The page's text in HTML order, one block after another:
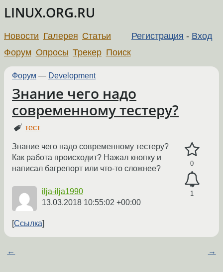
LINUX.ORG.RU
Регистрация - Вход
Новости Галерея Статьи
Форум Опросы Трекер Поиск
Форум — Development
Знание чего надо
современному тестеру?
тест
0
1
Знание чего надо современному тестеру?
Как работа происходит? Нажал кнопку и
написал багрепорт или что-то сложнее?
ilja-ilja1990
13.03.2018 10:55:02 +00:00
Ссылка
← →